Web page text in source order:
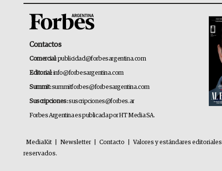
Contactos
Comercial:publicidad@forbesargentina.com
Editorial:info@forbesargentina.com
Summit:summitforbes@forbesargentina.com
Suscripciones:suscripciones@forbes.ar
Forbes Argentina es publicada por HT Media SA.
MediaKit Newsletter Contacto Valores y estándares editoriales
reservados.